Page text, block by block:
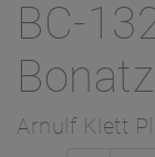
BC-
Arnulf Klett